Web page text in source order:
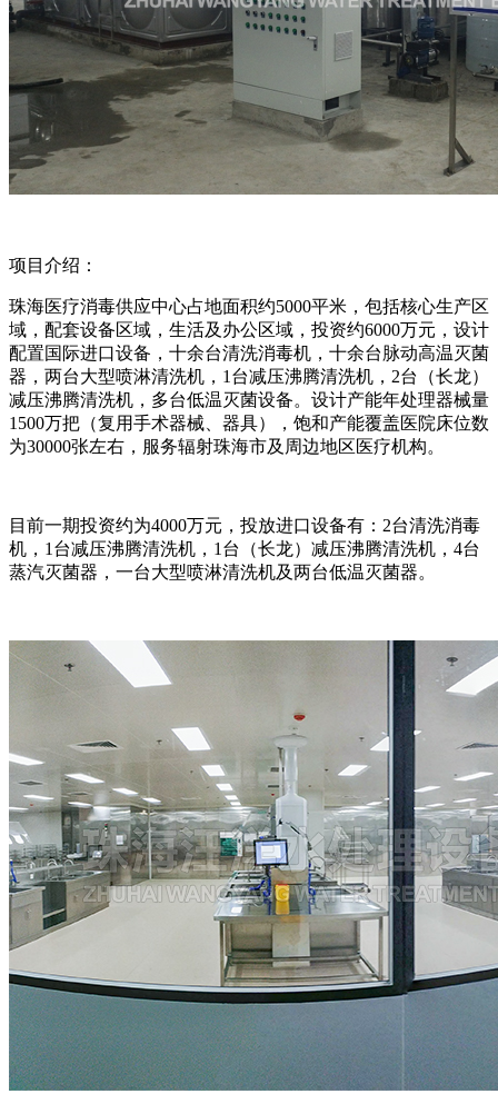
项目介绍：
珠海医疗消毒供应中心占地面积约5000平米，包括核心生产区
域，配套设备区域，生活及办公区域，投资约6000万元，设计
配置国际进口设备，十余台清洗消毒机，十余台脉动高温灭菌
器，两台大型喷淋清洗机，1台减压沸腾清洗机，2台（长龙）
减压沸腾清洗机，多台低温灭菌设备。设计产能年处理器械量
1500万把（复用手术器械、器具），饱和产能覆盖医院床位数
为30000张左右，服务辐射珠海市及周边地区医疗机构。
目前一期投资约为4000万元，投放进口设备有：2台清洗消毒
机，1台减压沸腾清洗机，1台（长龙）减压沸腾清洗机，4台
蒸汽灭菌器，一台大型喷淋清洗机及两台低温灭菌器。